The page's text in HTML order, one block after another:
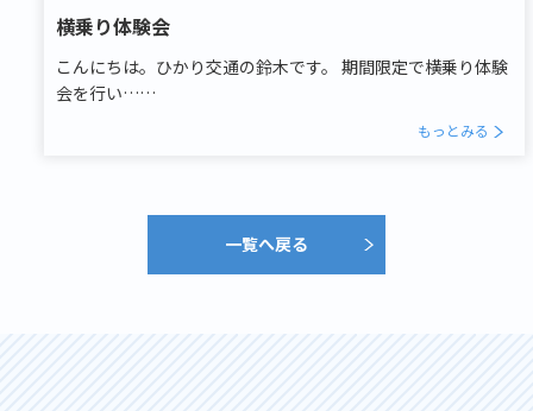
横乗り体験会
こんにちは。ひかり交通の鈴木です。 期間限定で横乗り体験
会を行い……
もっとみる
一覧へ戻る